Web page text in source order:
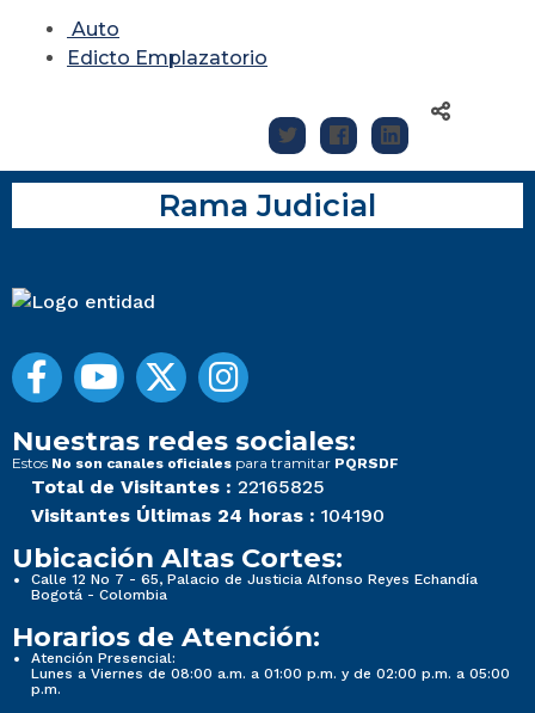
Auto
Edicto Emplazatorio
Rama Judicial
Nuestras redes sociales:
Estos No son canales oficiales para tramitar PQRSDF
Total de Visitantes : 22165825
Visitantes Últimas 24 horas : 104190
Ubicación Altas Cortes:
Calle 12 No 7 - 65, Palacio de Justicia Alfonso Reyes Echandía
Bogotá - Colombia
Horarios de Atención:
Atención Presencial:
Lunes a Viernes de 08:00 a.m. a 01:00 p.m. y de 02:00 p.m. a 05:00
p.m.